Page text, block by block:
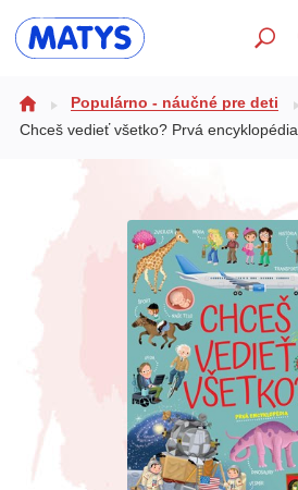
Doplnkový sortiment
Populárno - náučné pre deti
Výchova a pedagogika
Populárno - náučné pre deti
Chceš vedieť všetko? Prvá encyklopédia